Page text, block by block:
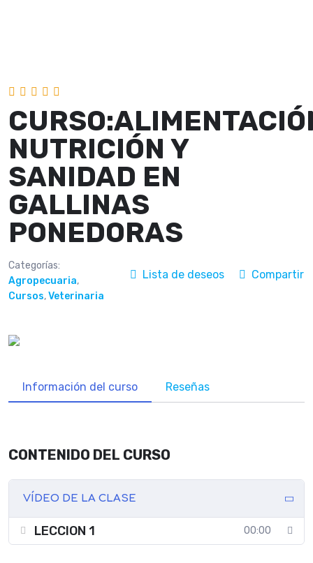
NUTRICIÓN Y
SANIDAD EN
GALLINAS
PONEDORAS
Categorías:
Agropecuaria,
Cursos,Veterinaria
Lista de deseos Compartir
Información del curso Reseñas
CONTENIDO DEL CURSO
VÍDEO DE LA CLASE
LECCION 1 00:00